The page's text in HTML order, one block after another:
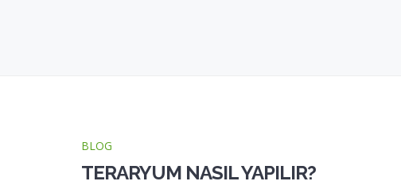
BLOG
TERARYUM NASIL YAPILIR?